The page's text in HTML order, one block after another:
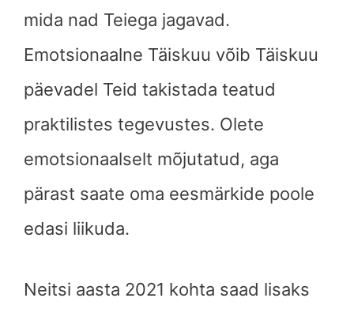
mida nad Teiega jagavad.
Emotsionaalne Täiskuu võib Täiskuu
päevadel Teid takistada teatud
praktilistes tegevustes. Olete
emotsionaalselt mõjutatud, aga
pärast saate oma eesmärkide poole
edasi liikuda.
Neitsi aasta 2021 kohta saad lisaks